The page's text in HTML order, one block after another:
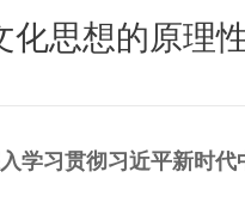
化思想的原理
学习贯彻习近平新时代